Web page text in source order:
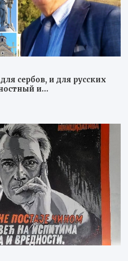
сербов, и для русских
и